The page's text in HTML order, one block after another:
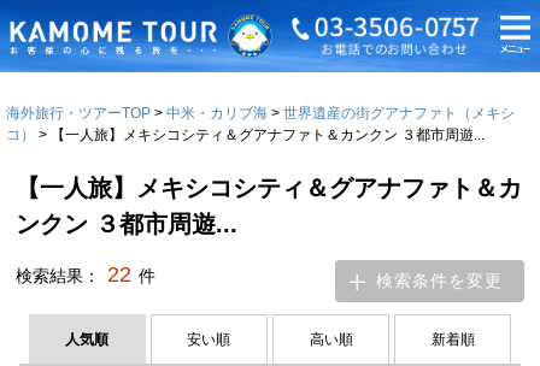
海外旅行・ツアーTOP 中米・カリブ海
世界遺産の街グアナファト（メキシ
コ）
【一人旅】メキシコシティ＆グアナファト＆カンクン ３都市周遊...
【一人旅】メキシコシティ＆グアナファト＆カ
ンクン ３都市周遊...
検索結果： 22 件 検索条件を変更
人気順 安い順 高い順 新着順